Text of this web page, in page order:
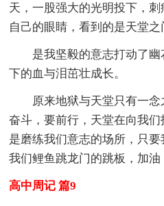
天，一股强大的光明投下，
自己的眼睛，看到的是天堂之
是我坚毅的意志打动了
下的血与泪茁壮成长。
原来地狱与天堂只有一
奋斗，要前行，天堂在向我
是磨练我们意志的场所，只
我们鲤鱼跳龙门的跳板，加油
高中周记 篇9